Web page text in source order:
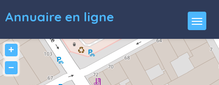
Annuaire en ligne
+
−